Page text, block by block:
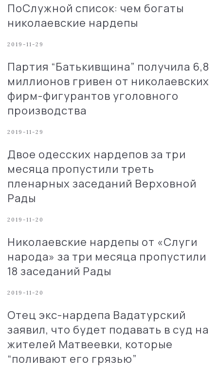
ПоСлужной список: чем богаты
николаевские нардепы
2019-11-29
Партия “Батькивщина” получила 6,8
миллионов гривен от николаевских
фирм-фигурантов уголовного
производства
2019-11-29
Двое одесских нардепов за три
месяца пропустили треть
пленарных заседаний Верховной
Рады
2019-11-20
Николаевские нардепы от «Слуги
народа» за три месяца пропустили
18 заседаний Рады
2019-11-20
Отец экс-нардепа Вадатурский
заявил, что будет подавать в суд на
жителей Матвеевки, которые
“поливают его грязью”